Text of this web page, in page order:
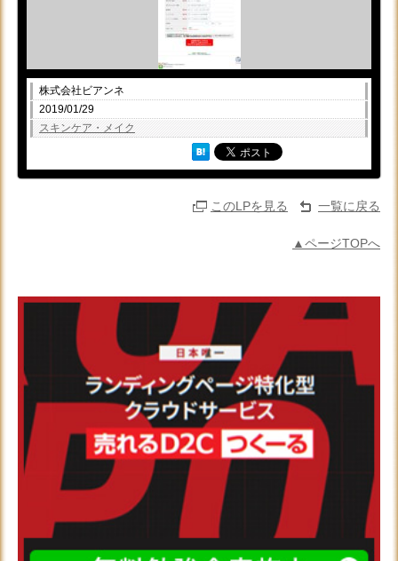
株式会社ビアンネ
2019/01/29
スキンケア・メイク
このLPを見る 一覧に戻る
▲ページTOPへ